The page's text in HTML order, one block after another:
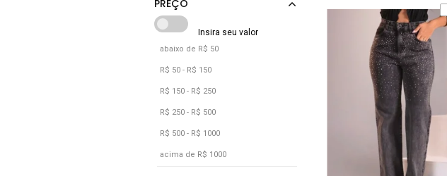
abaixo de R$ 50
R$ 50 - R$ 150
R$ 150 - R$ 250
R$ 250 - R$ 500
R$ 500 - R$ 1000
acima de R$ 1000